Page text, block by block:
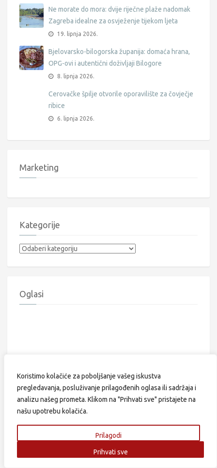
Koristimo kolačiće za poboljšanje vašeg iskustva
pregledavanja, posluživanje prilagođenih oglasa ili sadržaja i
analizu našeg prometa. Klikom na "Prihvati sve" pristajete na
našu upotrebu kolačića.
Prilagodi
Prihvati sve
Ne morate do mora: dvije riječne plaže nadomak
Zagreba idealne za osvježenje tijekom ljeta
19. lipnja 2026.
Bjelovarsko-bilogorska županija: domaća hrana,
OPG-ovi i autentični doživljaji Bilogore
8. lipnja 2026.
Cerovačke špilje otvorile oporavilište za čovječje
ribice
6. lipnja 2026.
Marketing
Kategorije
Kategorije
Oglasi